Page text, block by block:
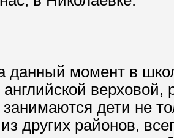
данный момент в
английской
дети не
других районов,